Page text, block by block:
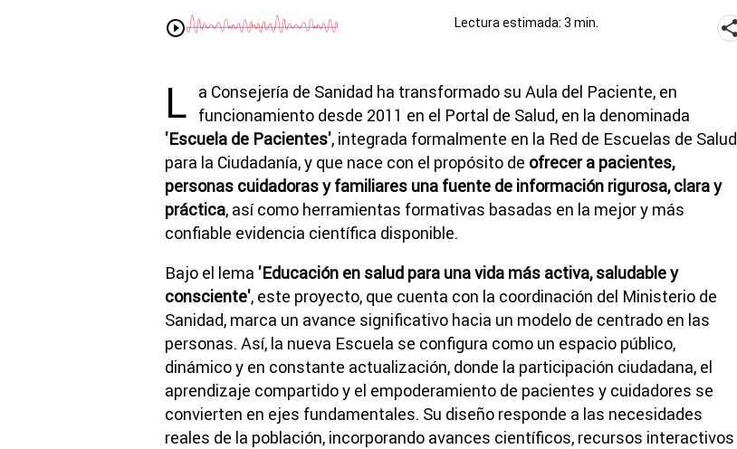
Lectura estimada: 3 min.
L
a Consejería de Sanidad ha transformado su Aula del Paciente, en
funcionamiento desde 2011 en el Portal de Salud, en la denominada
'Escuela de Pacientes', integrada formalmente en la Red de Escuelas de Salud
para la Ciudadanía, y que nace con el propósito de ofrecer a pacientes,
personas cuidadoras y familiares una fuente de información rigurosa, clara y
práctica, así como herramientas formativas basadas en la mejor y más
confiable evidencia científica disponible.
Bajo el lema 'Educación en salud para una vida más activa, saludable y
consciente', este proyecto, que cuenta con la coordinación del Ministerio de
Sanidad, marca un avance significativo hacia un modelo de centrado en las
personas. Así, la nueva Escuela se configura como un espacio público,
dinámico y en constante actualización, donde la participación ciudadana, el
aprendizaje compartido y el empoderamiento de pacientes y cuidadores se
convierten en ejes fundamentales. Su diseño responde a las necesidades
reales de la población, incorporando avances científicos, recursos interactivos